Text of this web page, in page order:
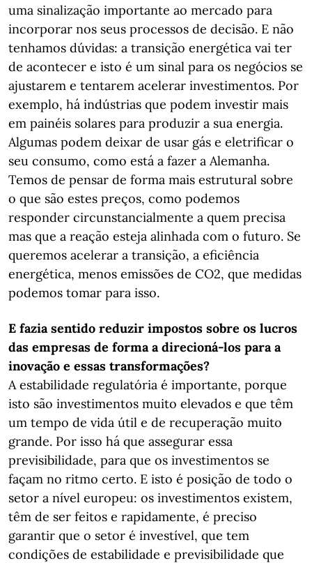
uma sinalização importante ao mercado para
incorporar nos seus processos de decisão. E não
tenhamos dúvidas: a transição energética vai ter
de acontecer e isto é um sinal para os negócios se
ajustarem e tentarem acelerar investimentos. Por
exemplo, há indústrias que podem investir mais
em painéis solares para produzir a sua energia.
Algumas podem deixar de usar gás e eletrificar o
seu consumo, como está a fazer a Alemanha.
Temos de pensar de forma mais estrutural sobre
o que são estes preços, como podemos
responder circunstancialmente a quem precisa
mas que a reação esteja alinhada com o futuro. Se
queremos acelerar a transição, a eficiência
energética, menos emissões de CO2, que medidas
podemos tomar para isso.
E fazia sentido reduzir impostos sobre os lucros
das empresas de forma a direcioná-los para a
inovação e essas transformações?
A estabilidade regulatória é importante, porque
isto são investimentos muito elevados e que têm
um tempo de vida útil e de recuperação muito
grande. Por isso há que assegurar essa
previsibilidade, para que os investimentos se
façam no ritmo certo. E isto é posição de todo o
setor a nível europeu: os investimentos existem,
têm de ser feitos e rapidamente, é preciso
garantir que o setor é investível, que tem
condições de estabilidade e previsibilidade que